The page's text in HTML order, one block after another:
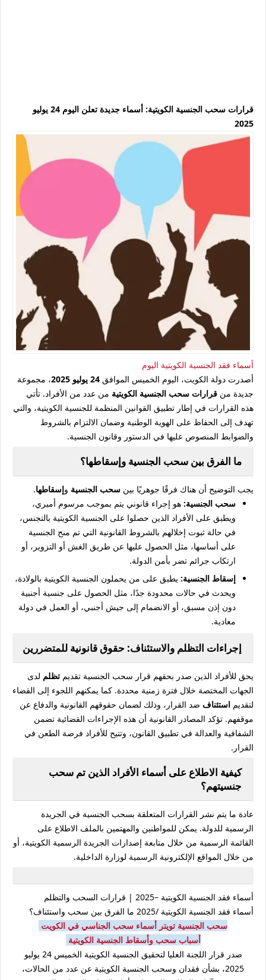
قرارات سحب الجنسية الكويتية: أسماء جديدة تعلن اليوم 24 يوليو
2025
أسماء فقد الجنسية الكويتية اليوم
أصدرت دولة الكويت، اليوم الخميس الموافق 24 يوليو 2025
، مجموعة
جديدة من قرارات سحب الجنسية الكويتية من عدد من الأفراد. تأتي
هذه القرارات في إطار تطبيق القوانين المنظمة للجنسية الكويتية، والتي
تهدف إلى الحفاظ على الهوية الوطنية وضمان الالتزام بالشروط
والضوابط المنصوص عليها في الدستور وقانون الجنسية.
ما الفرق بين سحب الجنسية وإسقاطها؟
يجب التوضيح أن هناك فرقًا جوهريًا بين سحب الجنسية وإسقاطها.
سحب الجنسية: هو إجراء قانوني يتم بموجب مرسوم أميري،
ويطبق على الأفراد الذين حصلوا على الجنسية الكويتية بالتجنس،
في حالة ثبوت إخلالهم بالشروط القانونية التي تم منح الجنسية
على أساسها، مثل الحصول عليها عن طريق الغش أو التزوير، أو
ارتكاب جرائم تضر بأمن الدولة.
إسقاط الجنسية: يطبق على من يحملون الجنسية الكويتية بالولادة،
ويحدث في حالات محدودة جدًا، مثل الحصول على جنسية أجنبية
دون إذن مسبق، أو الانضمام إلى جيش أجنبي، أو العمل في دولة
معادية.
إجراءات التظلم والاستئناف: حقوق قانونية للمتضررين
يحق للأفراد الذين صدر بحقهم قرار سحب الجنسية تقديم تظلم لدى
الجهات المختصة خلال فترة زمنية محددة. كما يمكنهم اللجوء إلى القضاء
لتقديم استئناف ضد القرار، وذلك لضمان حقوقهم القانونية والدفاع عن
موقفهم. تؤكد المصادر القانونية أن هذه الإجراءات القضائية تضمن
الشفافية والعدالة في تطبيق القانون، وتتيح للأفراد فرصة الطعن في
القرار.
كيفية الاطلاع على أسماء الأفراد الذين تم سحب
جنسيتهم؟
عادة ما يتم نشر القرارات المتعلقة بسحب الجنسية في الجريدة
الرسمية للدولة. يمكن للمواطنين والمهتمين بالملف الاطلاع على
القائمة الرسمية من خلال متابعة إصدارات الجريدة الرسمية الكويتية، أو
من خلال المواقع الإلكترونية الرسمية لوزارة الداخلية.
أسماء فقد الجنسية الكويتية –2025 | قرارات السحب والتظلم
أسماء فقد الجنسية الكويتية /2025 ما الفرق بين سحب واستئناف؟
سحب الجنسية تويتر أسماء سحب الجناسي في الكويت
أسباب سحب وأسقاط الجنسية الكويتية
صدر قرار اللجنة العليا لتحقيق الجنسية الكويتية الخميس 24 يوليو
2025، بشأن فقدان وسحب الجنسية الكويتية عن عدد من الحالات،